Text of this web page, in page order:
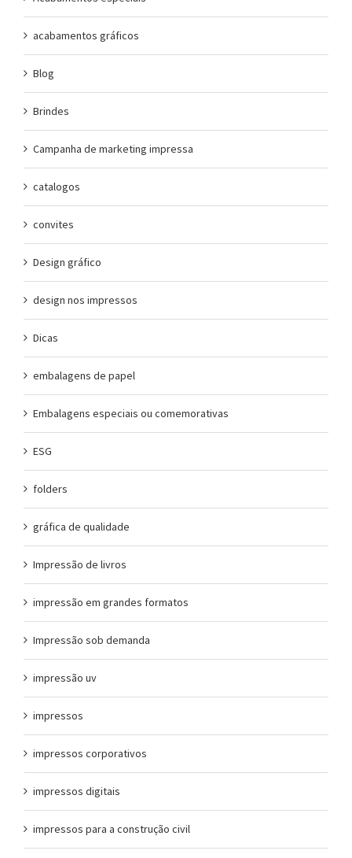
acabamentos gráficos
Blog
Brindes
Campanha de marketing impressa
catalogos
convites
Design gráfico
design nos impressos
Dicas
embalagens de papel
Embalagens especiais ou comemorativas
ESG
folders
gráfica de qualidade
Impressão de livros
impressão em grandes formatos
Impressão sob demanda
impressão uv
impressos
impressos corporativos
impressos digitais
impressos para a construção civil